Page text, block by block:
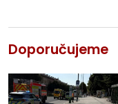
Doporučujeme